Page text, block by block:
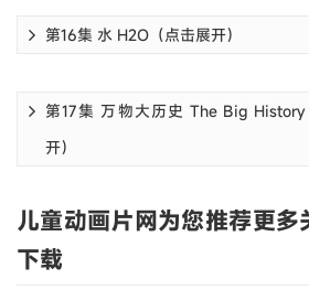
第16集 水 H2O（点击展开）
第17集 万物大历史 The Big
开）
儿童动画片网为您推荐更多
下载